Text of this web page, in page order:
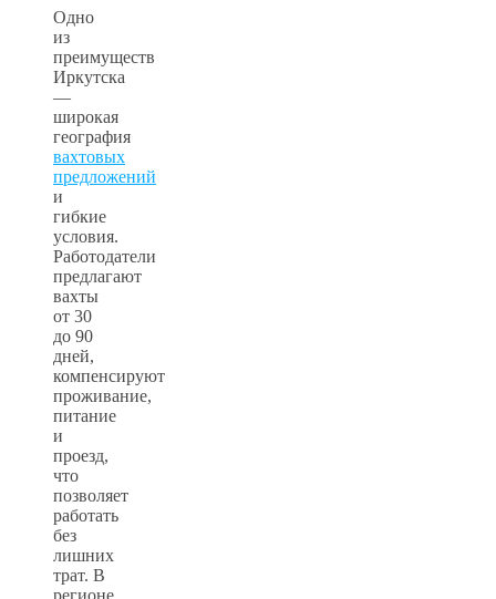
Одно
из
преимуществ
Иркутска
—
широкая
география
вахтовых
предложений
и
гибкие
условия.
Работодатели
предлагают
вахты
от 30
до 90
дней,
компенсируют
проживание,
питание
и
проезд,
что
позволяет
работать
без
лишних
трат. В
регионе